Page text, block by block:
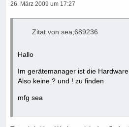
26. März 2009 um 17:27
Zitat von sea;689236
Hallo
Im gerätemanager ist die
Also keine ? und ! zu finden
mfg sea